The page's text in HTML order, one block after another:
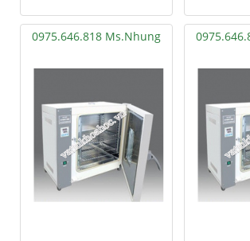
0975.646.818 Ms.Nhung